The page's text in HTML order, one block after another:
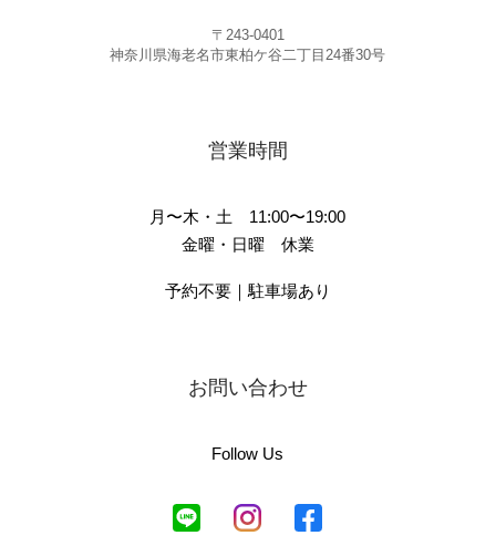
〒243-0401
神奈川県海老名市東柏ケ谷二丁目24番30号
営業時間
月〜木・土 11:00〜19:00
金曜・日曜 休業
予約不要｜駐車場あり
お問い合わせ
Follow Us